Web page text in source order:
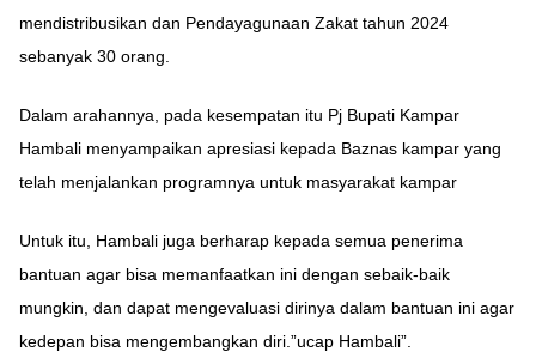
mendistribusikan dan Pendayagunaan Zakat tahun 2024
sebanyak 30 orang.
Dalam arahannya, pada kesempatan itu Pj Bupati Kampar
Hambali menyampaikan apresiasi kepada Baznas kampar yang
telah menjalankan programnya untuk masyarakat kampar
Untuk itu, Hambali juga berharap kepada semua penerima
bantuan agar bisa memanfaatkan ini dengan sebaik-baik
mungkin, dan dapat mengevaluasi dirinya dalam bantuan ini agar
kedepan bisa mengembangkan diri.”ucap Hambali”.